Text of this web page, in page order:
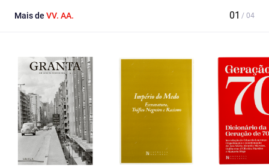
Mais de VV. AA.